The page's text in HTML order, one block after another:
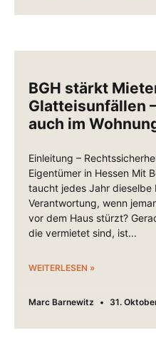
BGH stärkt
Glatteisunfällen
auch im
Einleitung –
Eigentümer in Hessen Mit
taucht jedes Jahr dieselbe
Verantwortung, wenn
vor dem Haus stürzt?
die vermietet sind, ist
WEITERLESEN »
Marc Barnewitz 31.